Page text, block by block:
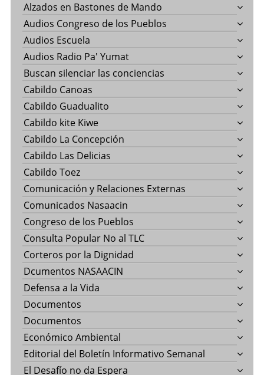
Alzados en Bastones de Mando
Audios Congreso de los Pueblos
Audios Escuela
Audios Radio Pa' Yumat
Buscan silenciar las conciencias
Cabildo Canoas
Cabildo Guadualito
Cabildo kite Kiwe
Cabildo La Concepción
Cabildo Las Delicias
Cabildo Toez
Comunicación y Relaciones Externas
Comunicados Nasaacin
Congreso de los Pueblos
Consulta Popular No al TLC
Corteros por la Dignidad
Dcumentos NASAACIN
Defensa a la Vida
Documentos
Documentos
Económico Ambiental
Editorial del Boletín Informativo Semanal
El Desafío no da Espera